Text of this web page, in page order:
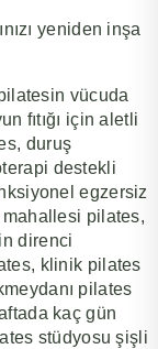
yeniden inşa
vücuda
fıtığı için aletli
, duruş
destekli
egzersiz
pilates,
direnci
, klinik pilates
pilates
kaç gün
stüdyosu şişli